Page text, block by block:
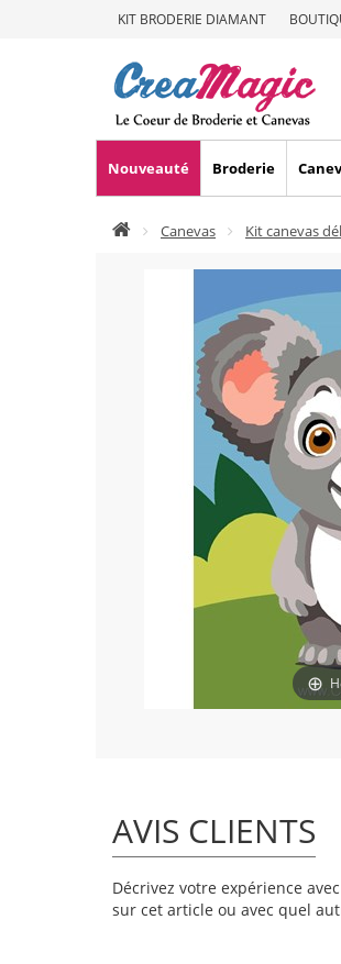
KIT BRODERIE DIAMANT
Nouveauté Broderie
Canevas Kit canevas
AVIS CLIENTS
Décrivez votre expérience
sur cet article ou avec quel